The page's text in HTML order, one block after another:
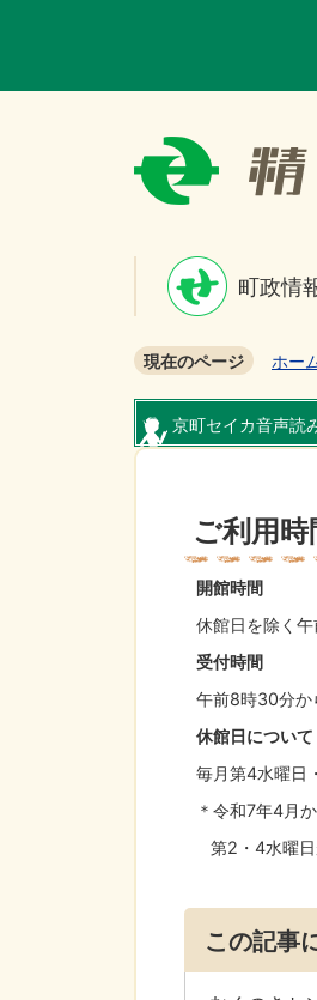
町政情
現在のページ ホー
京町セイカ音声読
ご利用時
開館時間
休館日を除く
受付時間
午前8時30分
休館日について
毎月第4水曜日
＊令和7年4月
第2・4水曜日
この記事